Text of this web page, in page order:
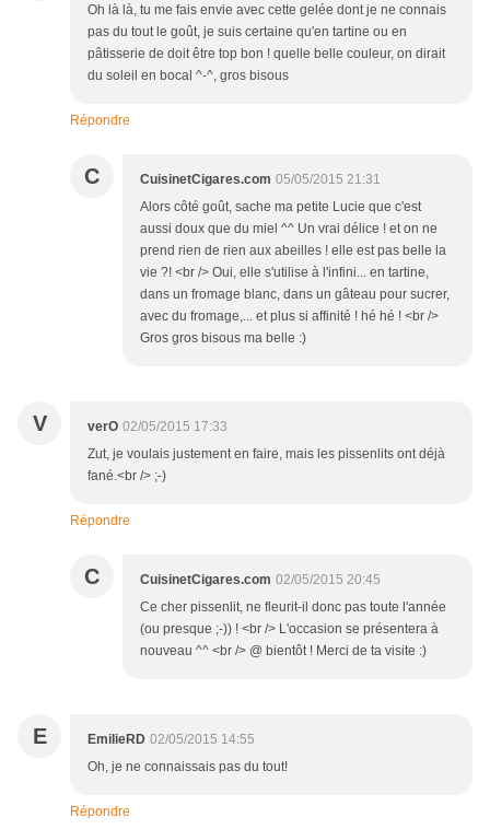
Oh là là, tu me fais envie avec cette gelée dont je ne connais
pas du tout le goût, je suis certaine qu'en tartine ou en
pâtisserie de doit être top bon ! quelle belle couleur, on dirait
du soleil en bocal ^-^, gros bisous
Répondre
C CuisinetCigares.com 05/05/2015 21:31
Alors côté goût, sache ma petite Lucie que c'est
aussi doux que du miel ^^ Un vrai délice ! et on ne
prend rien de rien aux abeilles ! elle est pas belle la
vie ?! <br /> Oui, elle s'utilise à l'infini... en tartine,
dans un fromage blanc, dans un gâteau pour sucrer,
avec du fromage,... et plus si affinité ! hé hé ! <br />
Gros gros bisous ma belle :)
V verO 02/05/2015 17:33
Zut, je voulais justement en faire, mais les pissenlits ont déjà
fané.<br /> ;-)
Répondre
C CuisinetCigares.com 02/05/2015 20:45
Ce cher pissenlit, ne fleurit-il donc pas toute l'année
(ou presque ;-)) ! <br /> L'occasion se présentera à
nouveau ^^ <br /> @ bientôt ! Merci de ta visite :)
E EmilieRD 02/05/2015 14:55
Oh, je ne connaissais pas du tout!
Répondre